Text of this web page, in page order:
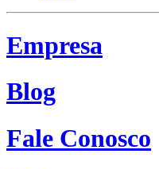
Empresa
Blog
Fale Conosco